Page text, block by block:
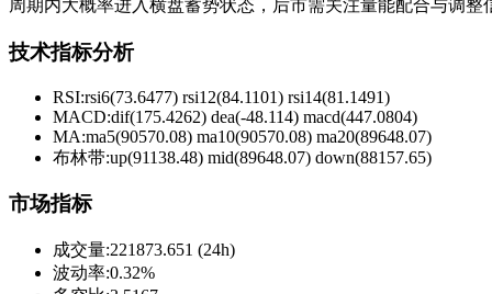
周期内大概率进入横盘蓄势状态，后市需关注量能配合与调整
技术指标分析
RSI:rsi6(73.6477) rsi12(84.1101) rsi14(81.1491)
MACD:dif(175.4262) dea(-48.114) macd(447.0804)
MA:ma5(90570.08) ma10(90570.08) ma20(89648.07)
布林带:up(91138.48) mid(89648.07) down(88157.65)
市场指标
成交量:221873.651 (24h)
波动率:0.32%